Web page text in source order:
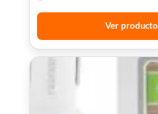
Ver producto